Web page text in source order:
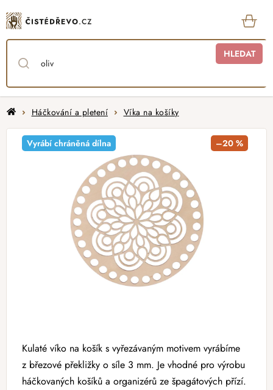
na
obsah
HLEDAT
DomůHáčkování a pletení Víka na košíky
Kulaté víko na košík s vyřezávaným motivem vyrábíme
z březové překližky o síle 3 mm. Je vhodné pro výrobu
háčkovaných košíků a organizérů ze špagátových přízí.
Vyrábí chráněná dílna –20 %